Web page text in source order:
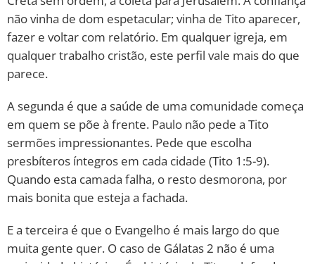
não vinha de dom espetacular; vinha de Tito aparecer,
fazer e voltar com relatório. Em qualquer igreja, em
qualquer trabalho cristão, este perfil vale mais do que
parece.
A segunda é que a saúde de uma comunidade começa
em quem se põe à frente. Paulo não pede a Tito
sermões impressionantes. Pede que escolha
presbíteros íntegros em cada cidade (Tito 1:5-9).
Quando esta camada falha, o resto desmorona, por
mais bonita que esteja a fachada.
E a terceira é que o Evangelho é mais largo do que
muita gente quer. O caso de Gálatas 2 não é uma